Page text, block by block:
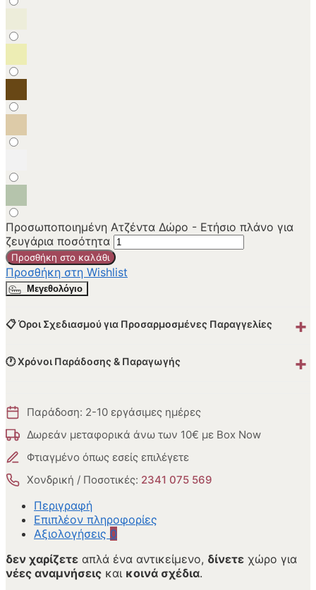
Προσωποποιημένη Ατζέντα Δώρο - Ετήσιο πλάνο για
ζευγάρια ποσότητα
Προσθήκη στο καλάθι
Προσθήκη στη Wishlist
Μεγεθολόγιο
📋 Όροι Σχεδιασμού για Προσαρμοσμένες Παραγγελίες +
🕐 Χρόνοι Παράδοσης & Παραγωγής +
Παράδοση: 2-10 εργάσιμες ημέρες
Δωρεάν μεταφορικά άνω των 10€ με Box Now
Φτιαγμένο όπως εσείς επιλέγετε
Χονδρική / Ποσοτικές: 2341 075 569
Περιγραφή
Επιπλέον πληροφορίες
Αξιολογήσεις 0
δεν χαρίζετε απλά ένα αντικείμενο, δίνετε χώρο για
νέες αναμνήσεις και κοινά σχέδια.